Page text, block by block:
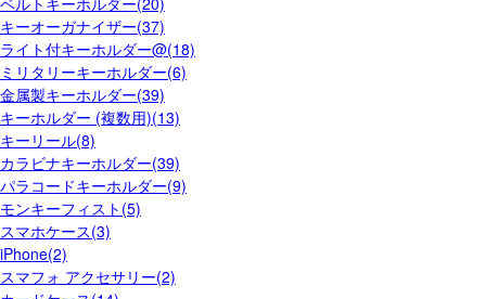
キーオーガナイザー(37)
ライト付キーホルダー@(18)
ミリタリーキーホルダー(6)
金属製キーホルダー(39)
キーホルダー (複数用)(13)
キーリール(8)
カラビナキーホルダー(39)
パラコードキーホルダー(9)
モンキーフィスト(5)
スマホケース(3)
iPhone(2)
スマフォ アクセサリー(2)